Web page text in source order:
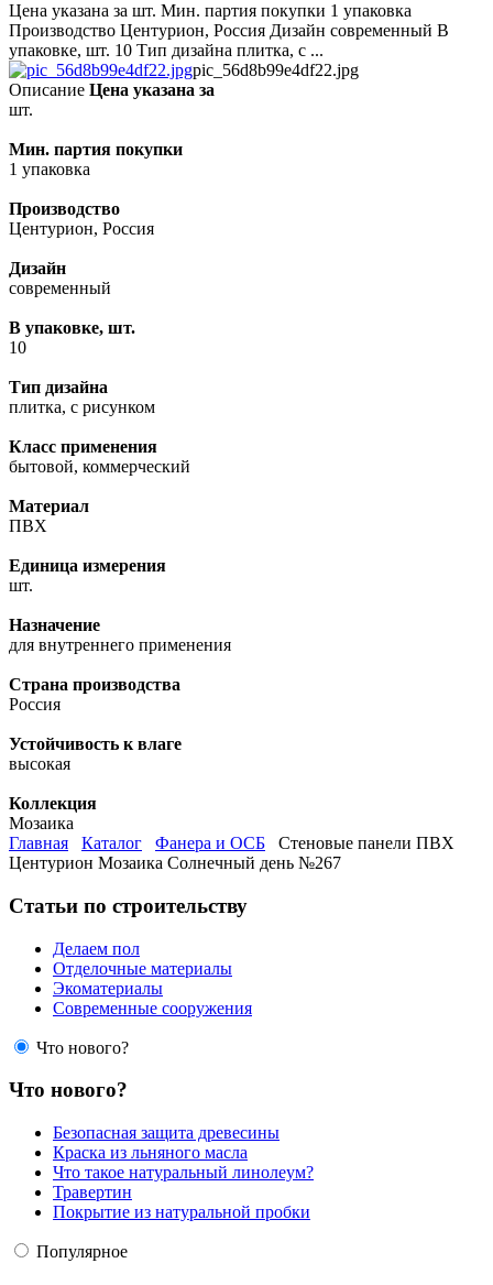
Цена указана за шт. Мин. партия покупки 1 упаковка
Производство Центурион, Россия Дизайн современный В
упаковке, шт. 10 Тип дизайна плитка, с ...
pic_56d8b99e4df22.jpg
Описание Цена указана за
шт.
Мин. партия покупки
1 упаковка
Производство
Центурион, Россия
Дизайн
современный
В упаковке, шт.
10
Тип дизайна
плитка, с рисунком
Класс применения
бытовой, коммерческий
Материал
ПВХ
Единица измерения
шт.
Назначение
для внутреннего применения
Страна производства
Россия
Устойчивость к влаге
высокая
Коллекция
Мозаика
Главная
Каталог Фанера и ОСБ
Стеновые панели ПВХ
Центурион Мозаика Солнечный день №267
Статьи по строительству
Делаем пол
Отделочные материалы
Экоматериалы
Современные сооружения
Что нового?
Что нового?
Безопасная защита древесины
Краска из льняного масла
Что такое натуральный линолеум?
Травертин
Покрытие из натуральной пробки
Популярное